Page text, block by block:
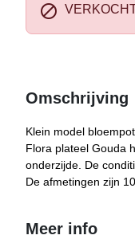

Omschrijving
Klein model
Flora plateel Gouda
onderzijde. De
De afmetingen zijn
Meer info